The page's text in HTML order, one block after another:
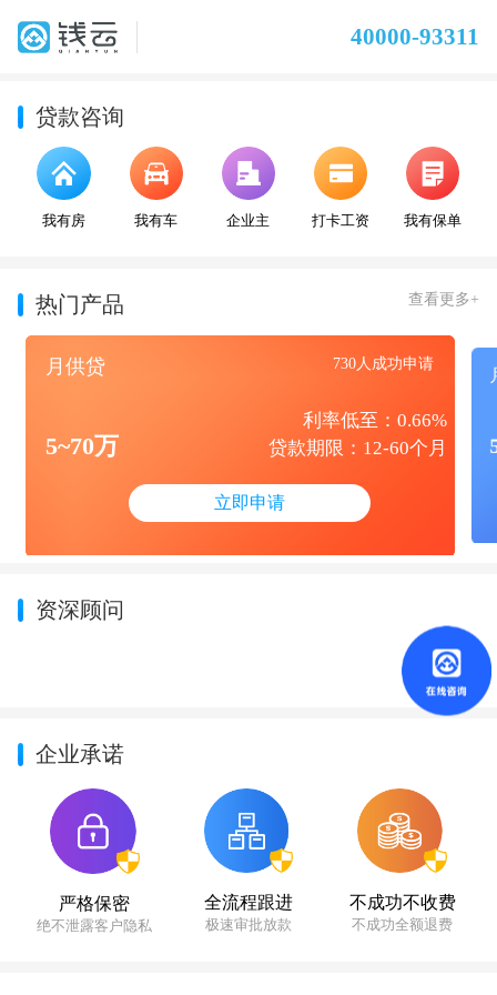
40000-93311
贷款咨询
我有房 我有车 企业主 打卡工资 我有保单
热门产品 查看更多+
月供贷 730人成功申请
5~70万
利率低至：0.66%
贷款期限：12-60个月
立即申请
资深顾问
企业承诺
严格保密
绝不泄露客户隐私
全流程跟进
极速审批放款
不成功不收费
不成功全额退费